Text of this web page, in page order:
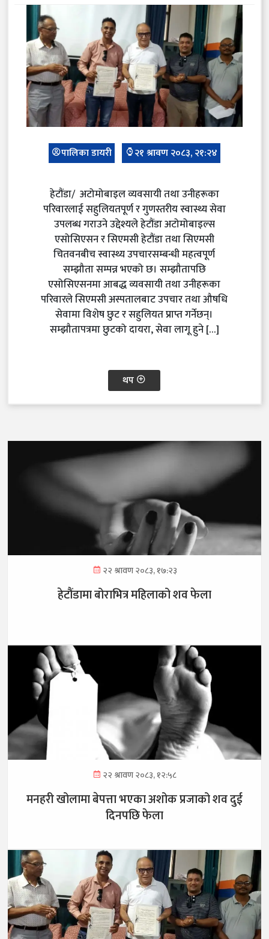
पालिका डायरी २१ श्रावण २०८३, २१:२४
हेटौंडा/ अटोमोबाइल व्यवसायी तथा उनीहरूका
परिवारलाई सहुलियतपूर्ण र गुणस्तरीय स्वास्थ्य सेवा
उपलब्ध गराउने उद्देश्यले हेटौंडा अटोमोबाइल्स
एसोसिएसन र सिएमसी हेटौंडा तथा सिएमसी
चितवनबीच स्वास्थ्य उपचारसम्बन्धी महत्वपूर्ण
सम्झौता सम्पन्न भएको छ। सम्झौतापछि
एसोसिएसनमा आबद्ध व्यवसायी तथा उनीहरूका
परिवारले सिएमसी अस्पतालबाट उपचार तथा औषधि
सेवामा विशेष छुट र सहुलियत प्राप्त गर्नेछन्।
सम्झौतापत्रमा छुटको दायरा, सेवा लागू हुने […]
थप
२२ श्रावण २०८३, १७:२३
हेटौंडामा बोराभित्र महिलाको शव फेला
२२ श्रावण २०८३, १२:५८
मनहरी खोलामा बेपत्ता भएका अशोक प्रजाको शव दुई
दिनपछि फेला